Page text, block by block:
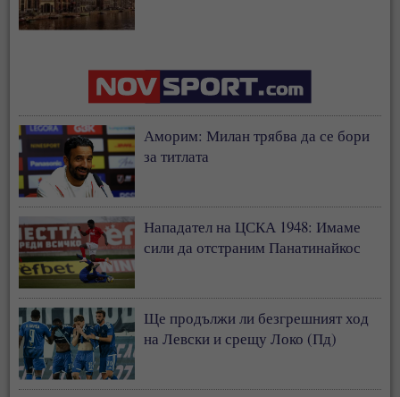
Аморим: Милан трябва да се бори
за титлата
Нападател на ЦСКА 1948: Имаме
сили да отстраним Панатинайкос
Ще продължи ли безгрешният ход
на Левски и срещу Локо (Пд)